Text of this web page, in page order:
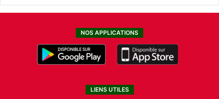
NOS APPLICATIONS
LIENS UTILES